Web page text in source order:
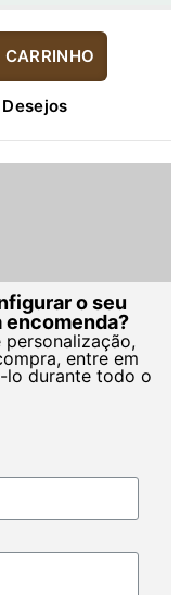
o seu
encomenda?
entre em
lo durante todo o